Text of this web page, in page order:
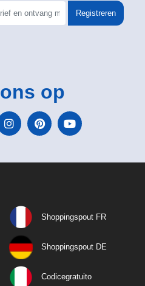
Registreren
ons op
Shoppingspout FR
Shoppingspout DE
Codicegratuito